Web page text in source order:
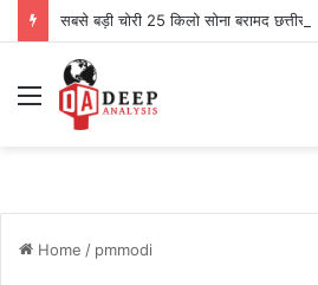
सबसे बड़ी चोरी 25 किलो सोना बरामद
Menu
Home / pmmodi